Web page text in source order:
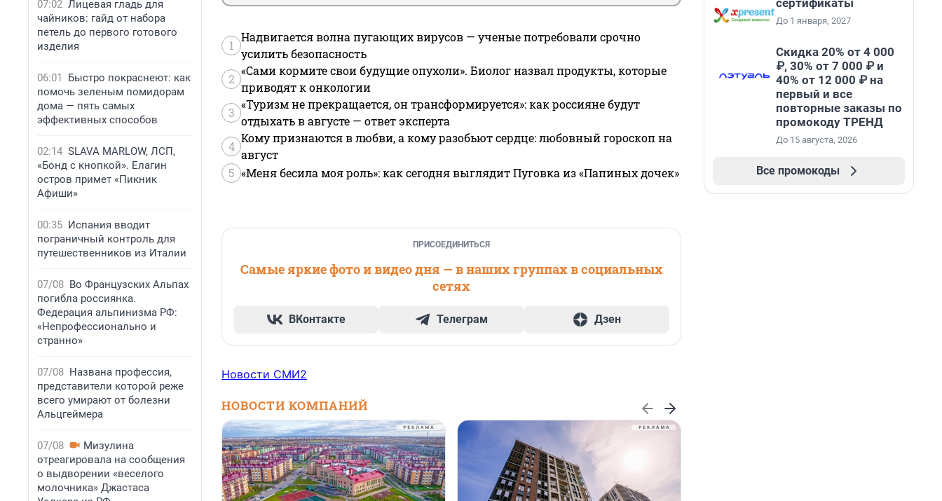
07:02 Лицевая гладь для
чайников: гайд от набора
петель до первого готового
изделия
06:01
Быстро покраснеют: как
помочь зеленым помидорам
дома — пять самых
эффективных способов
02:14 SLAVA MARLOW, ЛСП,
«Бонд с кнопкой». Елагин
остров примет «Пикник
Афиши»
00:35 Испания вводит
пограничный контроль для
путешественников из Италии
07/08 Во Французских Альпах
погибла россиянка.
Федерация альпинизма РФ:
«Непрофессионально и
странно»
07/08 Названа профессия,
представители которой реже
всего умирают от болезни
Альцгеймера
07/08
Мизулина
отреагировала на сообщения
о выдворении «веселого
молочника» Джастаса
1
Надвигается волна пугающих вирусов — ученые потребовали срочно
усилить безопасность
2
«Сами кормите свои будущие опухоли». Биолог назвал продукты, которые
приводят к онкологии
3
«Туризм не прекращается, он трансформируется»: как россияне будут
отдыхать в августе — ответ эксперта
4
Кому признаются в любви, а кому разобьют сердце: любовный гороскоп на
август
5 «Меня бесила моя роль»: как сегодня выглядит Пуговка из «Папиных дочек»
ПРИСОЕДИНИТЬСЯ
Самые яркие фото и видео дня — в наших группах в социальных
сетях
ВКонтакте Телеграм Дзен
Новости СМИ2
НОВОСТИ КОМПАНИЙ
сертификаты
До 1 января, 2027
Скидка 20% от 4 000
₽, 30% от 7 000 ₽ и
40% от 12 000 ₽ на
первый и все
повторные заказы по
промокоду ТРЕНД
До 15 августа, 2026
Все промокоды